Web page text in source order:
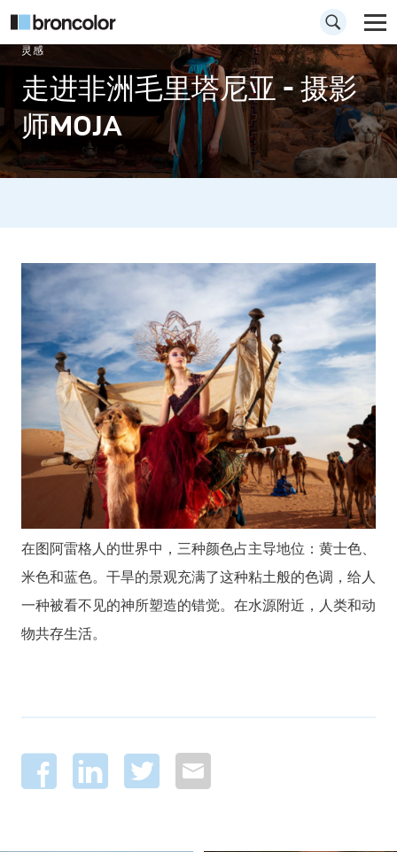
灵感
走进非洲毛里塔尼亚 - 摄影
师MOJA
在图阿雷格人的世界中，三种颜色占主导地位：黄士色、
米色和蓝色。干旱的景观充满了这种粘土般的色调，给人
一种被看不见的神所塑造的错觉。在水源附近，人类和动
物共存生活。